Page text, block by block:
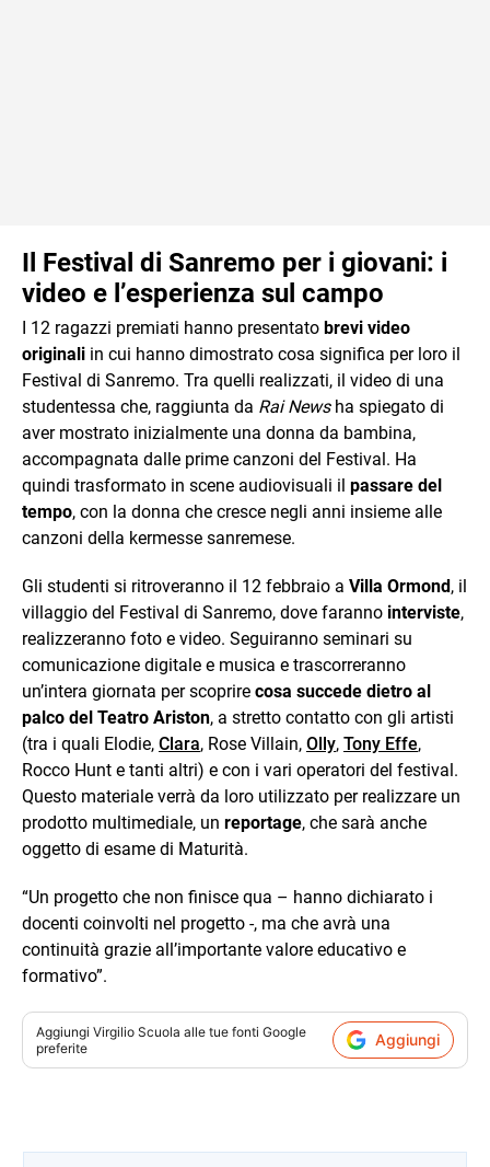
Il Festival di Sanremo per i giovani: i
video e l’esperienza sul campo
I 12 ragazzi premiati hanno presentato brevi video
originali in cui hanno dimostrato cosa significa per loro il
Festival di Sanremo. Tra quelli realizzati, il video di una
studentessa che, raggiunta da Rai Newsha spiegato di
aver mostrato inizialmente una donna da bambina,
accompagnata dalle prime canzoni del Festival. Ha
quindi trasformato in scene audiovisuali il passare del
tempo, con la donna che cresce negli anni insieme alle
canzoni della kermesse sanremese.
Gli studenti si ritroveranno il 12 febbraio a Villa Ormond, il
villaggio del Festival di Sanremo, dove faranno interviste,
realizzeranno foto e video. Seguiranno seminari su
comunicazione digitale e musica e trascorreranno
un’intera giornata per scoprire cosa succede dietro al
palco del Teatro Ariston, a stretto contatto con gli artisti
(tra i quali Elodie, Clara, Rose Villain, Olly, Tony Effe,
Rocco Hunt e tanti altri) e con i vari operatori del festival.
Questo materiale verrà da loro utilizzato per realizzare un
prodotto multimediale, un reportage, che sarà anche
oggetto di esame di Maturità.
“Un progetto che non finisce qua – hanno dichiarato i
docenti coinvolti nel progetto -, ma che avrà una
continuità grazie all’importante valore educativo e
formativo”.
Aggiungi Virgilio Scuola alle tue fonti Google
preferite
Aggiungi